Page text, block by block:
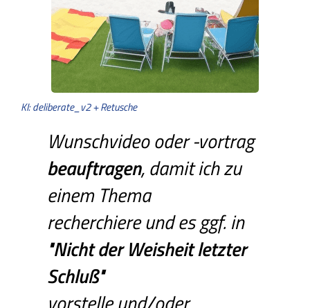
KI: deliberate_v2 + Retusche
Wunschvideo oder -vortrag
beauftragen, damit ich zu
einem Thema
recherchiere und es ggf. in
"Nichtder Weisheitletzter
Schluß"